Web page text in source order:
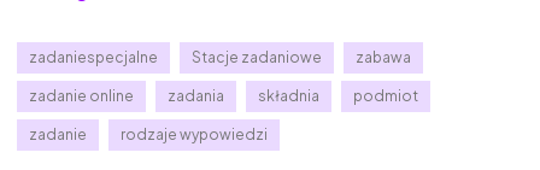
zadaniespecjalne Stacje zadaniowe zabawa
zadanie online zadania składnia podmiot
zadanie rodzaje wypowiedzi